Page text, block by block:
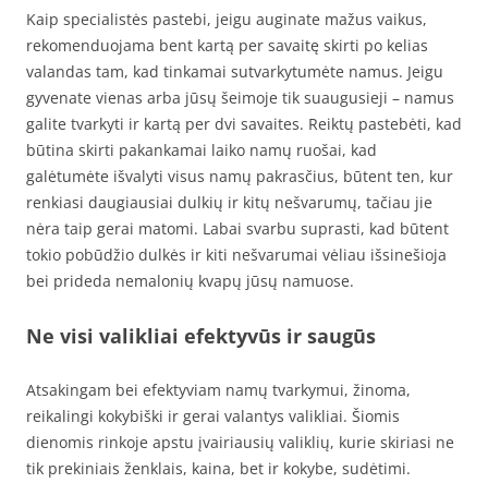
Kaip specialistės pastebi, jeigu auginate mažus vaikus,
rekomenduojama bent kartą per savaitę skirti po kelias
valandas tam, kad tinkamai sutvarkytumėte namus. Jeigu
gyvenate vienas arba jūsų šeimoje tik suaugusieji – namus
galite tvarkyti ir kartą per dvi savaites. Reiktų pastebėti, kad
būtina skirti pakankamai laiko namų ruošai, kad
galėtumėte išvalyti visus namų pakrasčius, būtent ten, kur
renkiasi daugiausiai dulkių ir kitų nešvarumų, tačiau jie
nėra taip gerai matomi. Labai svarbu suprasti, kad būtent
tokio pobūdžio dulkės ir kiti nešvarumai vėliau išsinešioja
bei prideda nemalonių kvapų jūsų namuose.
Ne visi valikliai efektyvūs ir saugūs
Atsakingam bei efektyviam namų tvarkymui, žinoma,
reikalingi kokybiški ir gerai valantys valikliai. Šiomis
dienomis rinkoje apstu įvairiausių valiklių, kurie skiriasi ne
tik prekiniais ženklais, kaina, bet ir kokybe, sudėtimi.